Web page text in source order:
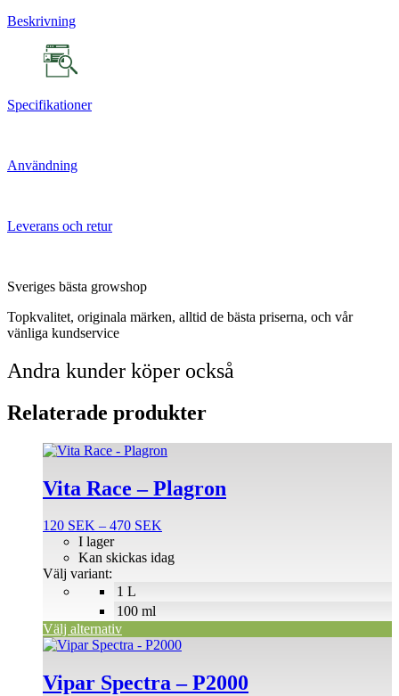
Beskrivning
Specifikationer
Användning
Leverans och retur
Sveriges bästa growshop
Topkvalitet, originala märken, alltid de bästa priserna, och vår
vänliga kundservice
Andra kunder köper också
Relaterade produkter
Vita Race – Plagron
120 SEK – 470 SEK
till
1 L
100 ml
I lager
Kan skickas idag
Välj variant:
Välj alternativ
Den
produkten
har
varianter.
olika
alternativen
på
produktsidan
Vipar Spectra – P2000